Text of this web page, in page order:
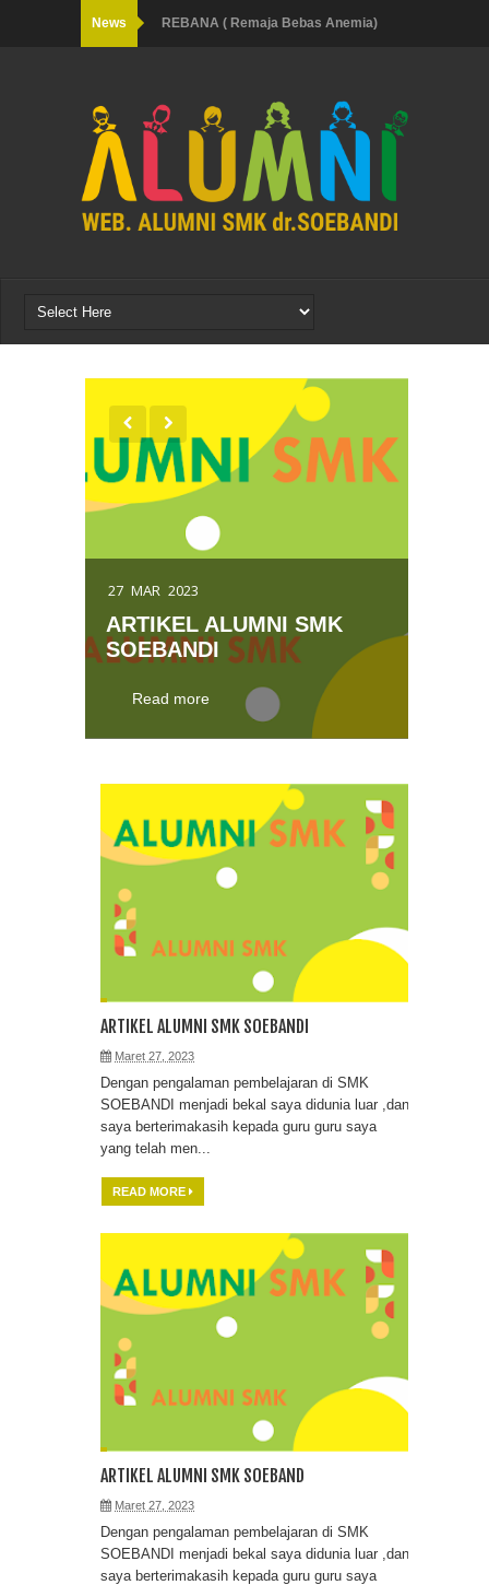
News
REBANA ( Remaja Bebas Anemia)
Padat, Serius, dan Penuh Harapan:
Potret Kegiatan Kelas XII SMK dr.
SOEBANDI
PENGUATAN KEWIRAAN & AKSES
KEBEKERJAAN LUAR NEGERI
KEDISIPLINAN LANGKAH AWAL
MENJADI SUKSES
BELAJAR KEAMANAN UNTUK
KESELAMATAN (MANAJEMEN
K3LH)
PASOEBA BERSINAR
KOKURIKULER TEKNOLOGI
LABORATORIUM MEDIS
SAKA BHAKTI HUSADA
BIJAK BERSOSIAL MEDIA
BERSAMA POLSEK PATRANG
SMK dr. SOEBANDI MENJADI
BAGIAN DARI KEGIATAN
JUMBARA MEWAKILI KONTINGEN
JEMBER
MANAJEMEN K3LH
MENAULADANI SIFAT SIFAT NABI
MUHAMMAD SAW
SUARA ALUMNI SMK dr. SOEBANDI
TIM PMR SMK dr. SOEBANDI
KEMBALI MENOREHKAN
27 MAR 2023
ARTIKEL ALUMNI SMK
SOEBANDI
Read more
ARTIKEL ALUMNI SMK SOEBANDI
Maret 27, 2023
Dengan pengalaman pembelajaran di SMK
SOEBANDI menjadi bekal saya didunia luar ,dan
saya berterimakasih kepada guru guru saya
yang telah men...
READ MORE
ARTIKEL ALUMNI SMK SOEBAND
Maret 27, 2023
Dengan pengalaman pembelajaran di SMK
SOEBANDI menjadi bekal saya didunia luar ,dan
saya berterimakasih kepada guru guru saya